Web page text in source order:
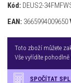
Kód: DEUS2-
EAN: 3665994009650
Toto zboží můžete
Vše vyřídíte pohodlně
SPOČÍTAT